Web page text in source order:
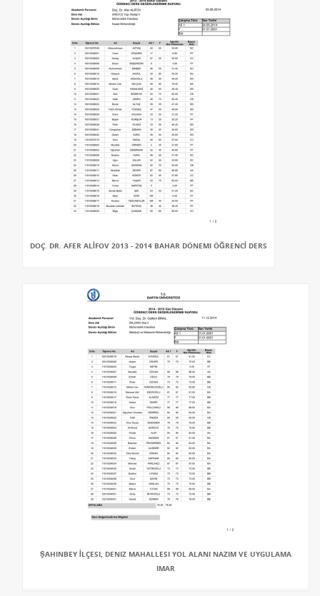
DOÇ. DR. AFER ALİFOV 2013 - 2014 BAHAR DÖNEMI ÖĞRENCİ DERS
ŞAHINBEY İLÇESI, DENIZ MAHALLESI YOL ALANI NAZIM VE UYGULAMA
IMAR